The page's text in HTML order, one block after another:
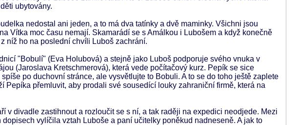
ubytovány.
nedostal ani jeden, a to má dva tatínky a dvě maminky. Všichni jsou
Vítka moc času nemají. Skamarádí se s Amálkou i Lubošem a když konečně
níž ho na poslední chvíli Luboš zachrání.
"Bobulí" (Eva Holubová) a stejně jako Luboš podporuje svého vnuka v
(Jaroslava Kretschmerová), která vede počítačový kurz. Pepík se sice
po duchovní stránce, ale vysvětlujte to Bobuli. A to se do toho ještě zaplete
Pepíka přemluvit, aby prodali své sousedící louky zahraniční firmě, která na
v divadle zastihnout a rozloučit se s ní, a tak raději na expedici neodjede. Mezi
vylíčila vztah Luboše a paní učitelky poněkud nadneseně. A jak to